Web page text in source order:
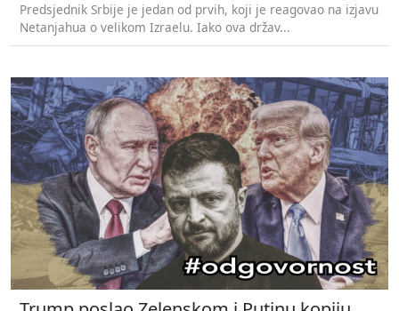
Predsjednik Srbije je jedan od prvih, koji je reagovao na izjavu
Netanjahua o velikom Izraelu. Iako ova držav...